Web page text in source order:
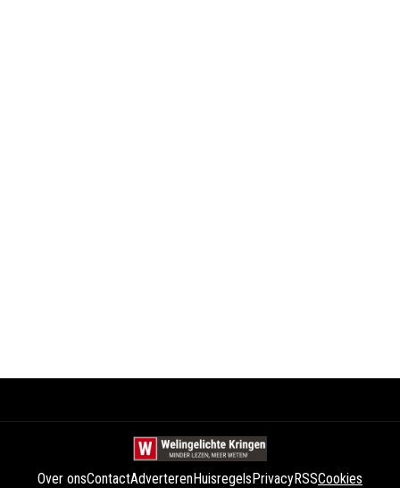
Over onsContactAdverterenHuisregelsPrivacyRSSCookies